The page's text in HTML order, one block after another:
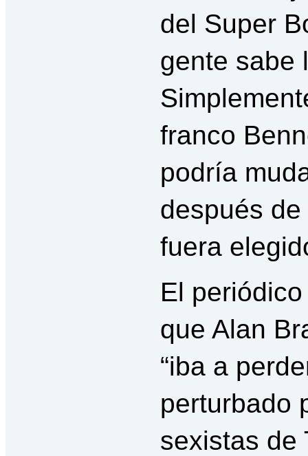
del Super
gente sabe
franco
podría
después
fuera
El
que Alan
“iba a
perturbado
sexistas de